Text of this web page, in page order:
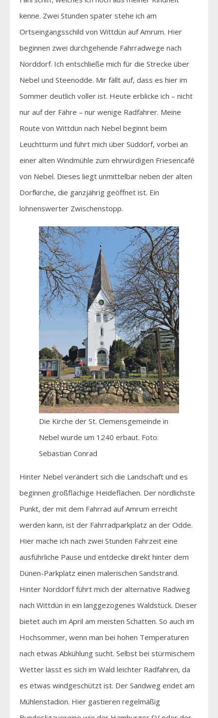
kenne. Zwei Stunden später stehe ich am
Ortseingangsschild von Wittdün auf Amrum. Hier
beginnen zwei durchgehende Fahrradwege nach
Norddorf. Ich entschließe mich für die Strecke über
Nebel und Steenodde. Mir fällt auf, dass es hier im
Sommer deutlich voller ist. Heute erblicke ich – nicht
nur auf der Fähre – nur wenige Radfahrer. Meine
Route von Wittdün nach Nebel beginnt beim
Leuchtturm und führt mich über Süddorf, vorbei an
einer alten Windmühle zum ehrwürdigen Friesencafé
von Nebel. Dieses liegt unmittelbar neben der alten
Dorfkirche, die ganzjährig geöffnet ist. Ein
lohnenswerter Zwischenstopp.
Die Kirche der St. Clemensgemeinde in
Nebel wurde um 1240 erbaut. Foto:
Sebastian Conrad
Hinter Nebel verändert sich die Landschaft und es
beginnen großflächige Heideflächen. Der nördlichste
Punkt, der mit dem Fahrrad auf Amrum erreicht
werden kann, ist der Fahrradparkplatz an der Odde.
Hier mache ich nach zwei Stunden Fahrzeit eine
ausführliche Pause und entdecke direkt hinter dem
Dünen-Parkplatz einen malerischen Sandstrand.
Hinter Norddorf führt mich der alternative Radweg
nach Wittdün in ein langgezogenes Waldstück. Dieser
bietet auch im April am meisten Schatten. So auch im
Hochsommer, wenn man bei hohen Temperaturen
nach etwas Abkühlung sucht. Selbst bei stürmischem
Wetter lässt es sich im Wald leichter Radfahren, da
es etwas windgeschützt ist. Der Sandweg endet am
Mühlenstadion. Hier gastieren regelmäßig